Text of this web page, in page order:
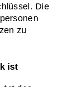
Die
zu
ist